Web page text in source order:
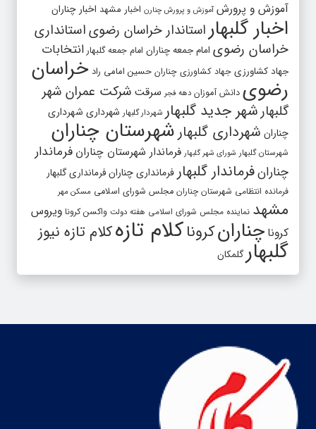
آموزش و پرورش آموزش و پرورش چنارن اخبار مشهد اخبار چناران
اخبار گلبهار استاندار خراسان رضویاستانداری
خراسان رضوی امام جمعه چناران امام جمعه گلبهار انتخابات
جهاد کشاورزی جهاد کشاورزی چناران حسین امامی راد خراسان
رضوی دانش آموزان دهه فجر سرقت شرکت عمران شهر
گلبهارشهر جدید گلبهار شهردار گلبهار شهرداری شهرداری
چناران شهرداری گلبهارشهرستان چناران
شهرستان گلبهار شورای شهر گلبهار فرماندار شهرستان چناران فرماندار
چنارانفرماندار گلبهار فرمانداری چنارانفرمانداری گلبهار
فرمانده انتظامی شهرستان چناران مجلس شورای اسلامی مسکن مهر
مشهد نماینده مجلس شورای اسلامی هفته دولت واکسن کرونا ویروس
کرونا چنارانکروناکلام تازهکلام تازه نیوز
گلبهارگلمکان